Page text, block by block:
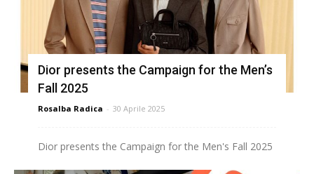
Dior presents the Campaign for the Men’s
Fall 2025
Rosalba Radica - 30 Aprile 2025
Dior presents the Campaign for the Men's Fall 2025